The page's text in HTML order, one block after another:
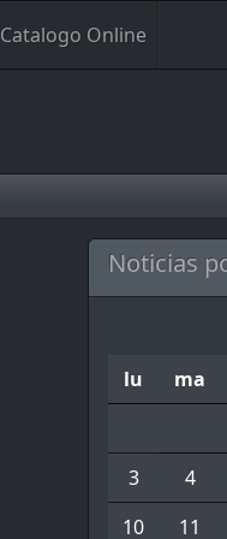
Catalogo Online
Noticias
lu ma
3
4
10
11